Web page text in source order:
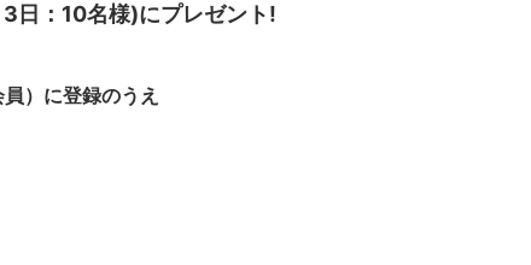
日：10名様)にプレゼント!
員）に登録のうえ